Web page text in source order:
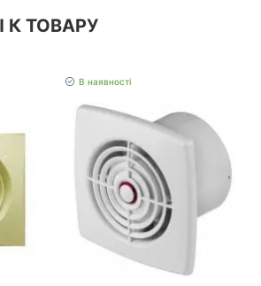
К ТОВАРУ
В наявності